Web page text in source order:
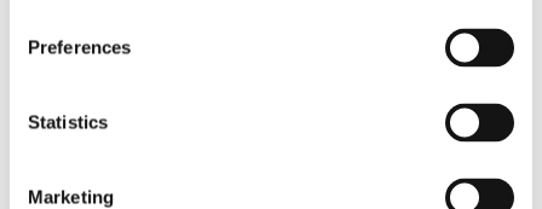
Preferences
Statistics
Marketing